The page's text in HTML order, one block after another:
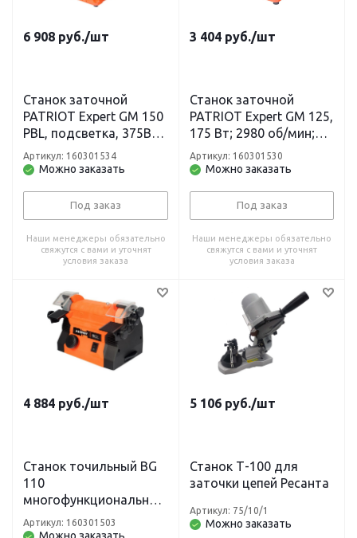
6 908 руб./шт
Станок заточной
PATRIOT Expert GM 150
PBL, подсветка, 375Вт,
2980об/мин, 150мм
диск, 36/80 зерн,
посадочный 12.7мм,
асинхронный, адаптер
на круги 32 мм
Можно заказать
Артикул: 160301534
Под заказ
Наши менеджеры обязательно
свяжутся с вами и уточнят
условия заказа
3 404 руб./шт
Станок заточной
PATRIOT Expert GM 125,
175 Вт; 2980 об/мин;
125 мм диск: А36/ А60
зерн; посадочный
адаптер на круги 32 мм
Можно заказать
Артикул: 160301530
Под заказ
Наши менеджеры обязательно
свяжутся с вами и уточнят
условия заказа
4 884 руб./шт
Станок точильный BG
110
многофункциональный
100 Вт PATRIOT
Артикул: 160301503
5 106 руб./шт
Станок Т-100 для
заточки цепей Ресанта
Можно заказать
Артикул: 75/10/1